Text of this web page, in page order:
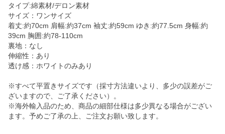
タイプ:綿素材/デロン素材
サイズ：ワンサイズ
着丈:約70cm 肩幅:約37cm 袖丈:約59cm ゆき:約77.5cm 身幅:約
39cm 胸囲:約78-110cm
裏地：なし
伸縮性：あり
透け感：ホワイトのみあり
※すべて平置きサイズです（採寸方法違いより、多少の誤差がご
ざいますので、ご了承ください）。
※海外輸入品のため、商品の細部仕様は多少異なる場合がござい
ます。予めご了承の上、ご注文お願い致します。